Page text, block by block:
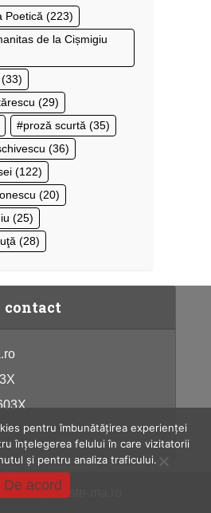
Poetică (223)
de la Cișmigiu
(33)
(29)
proză scurtă (35)
(36)
(122)
(20)
(25)
(28)
contact
© 2026, citeste-ma.ro
pentru îmbunătățirea experienței
înțelegerea felului în care vizitatorii
și pentru analiza traficului.
De acord